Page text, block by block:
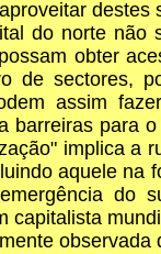
do norte não
obter
de sectores,
assim
barreiras para
implica a
aquele na
do
capitalista
observada